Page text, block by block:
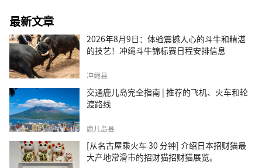
最新文章
2026年8月9日：体验震撼人心的斗牛和精湛
的技艺！冲绳斗牛锦标赛日程安排信息
冲绳县
交通鹿儿岛完全指南 | 推荐的飞机、火车和轮
渡路线
鹿儿岛县
[从名古屋乘火车 30 分钟] 介绍日本招财猫最
大产地常滑市的招财猫招财猫展览。